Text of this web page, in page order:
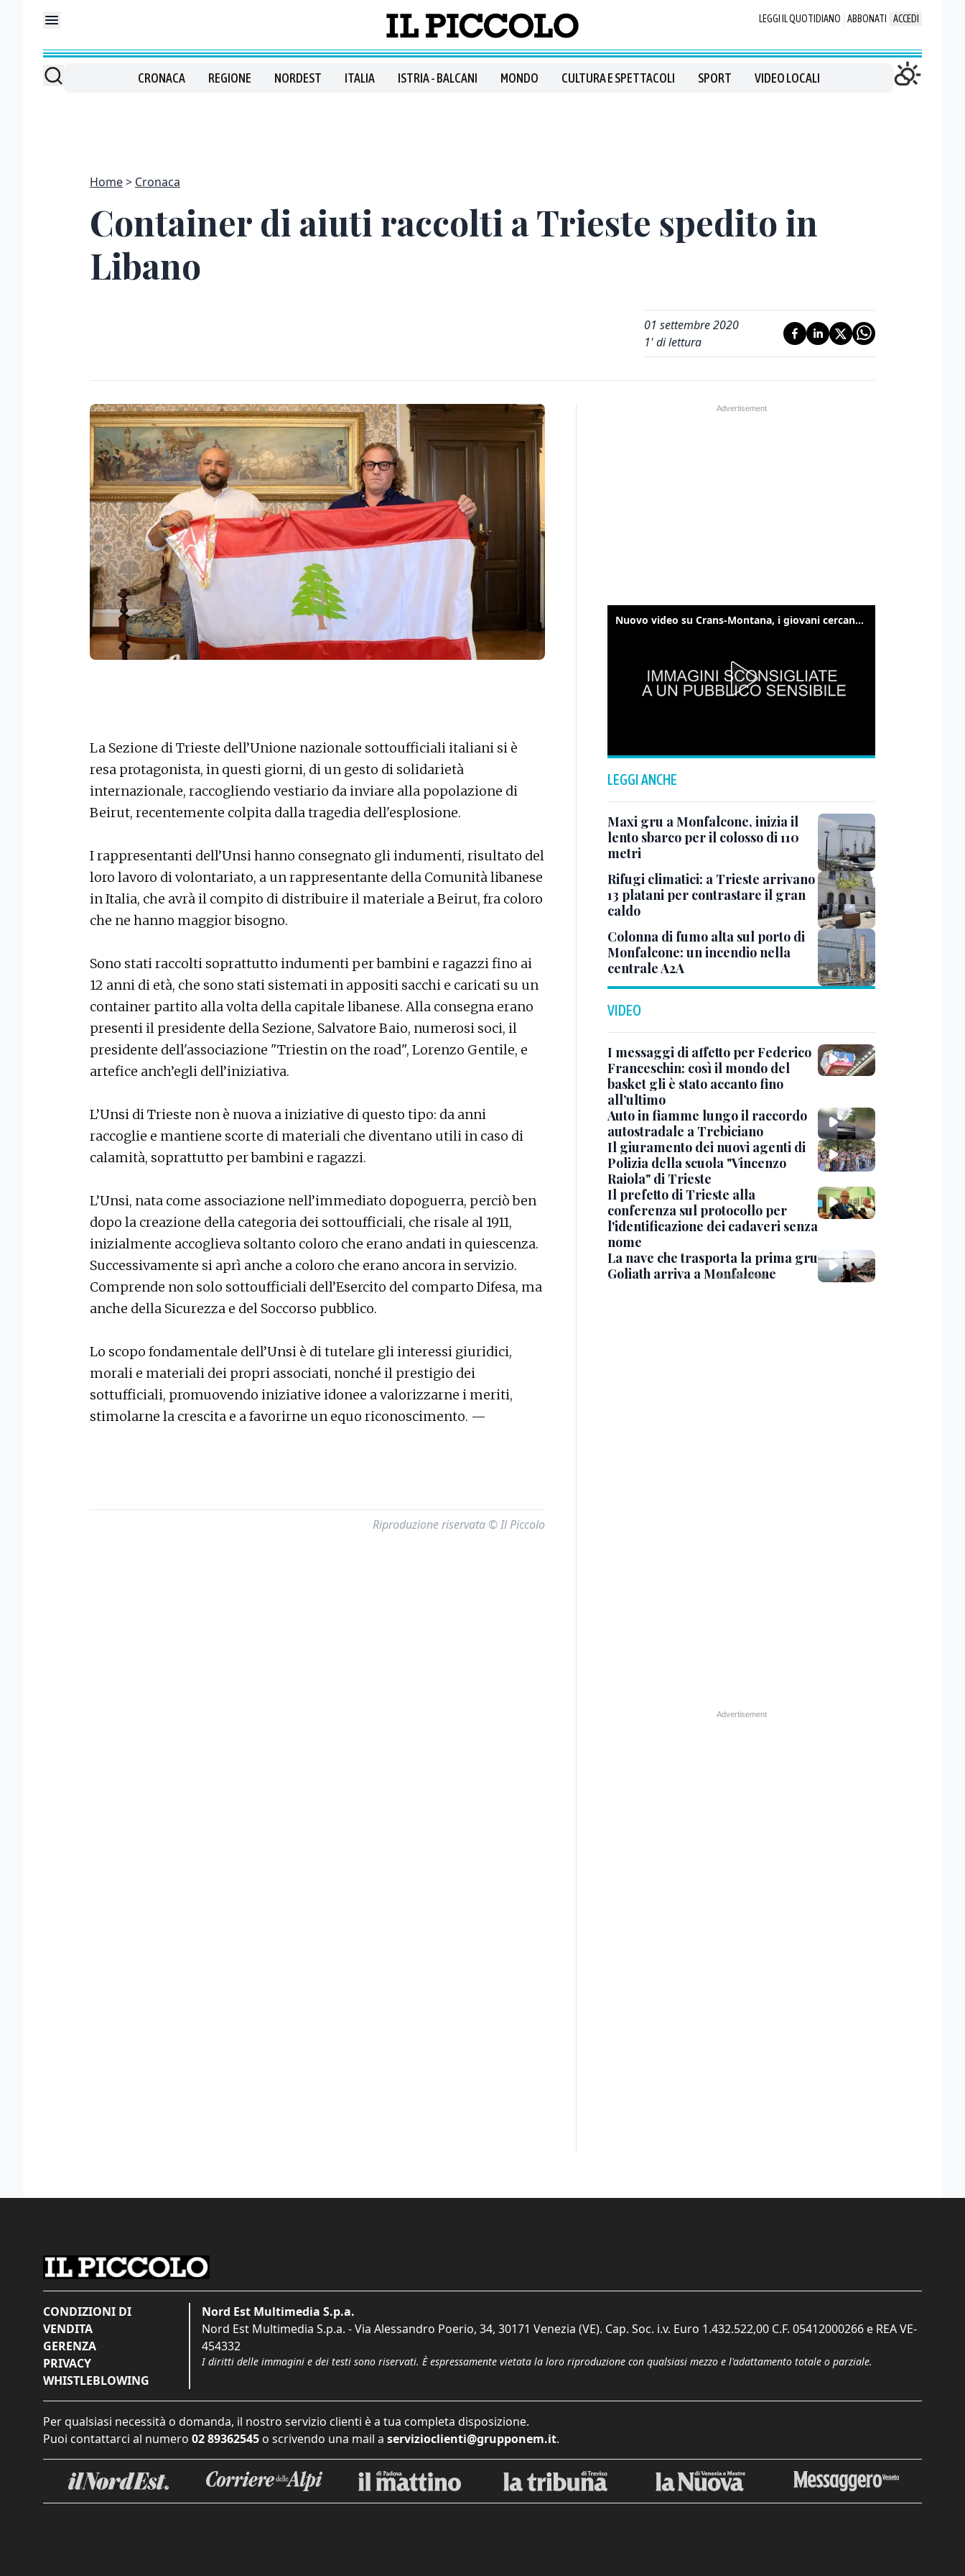
LEGGI IL QUOTIDIANO ABBONATI ACCEDI
CRONACA REGIONE NORDEST ITALIA ISTRIA - BALCANI MONDO CULTURA E SPETTACOLI SPORT VIDEO LOCALI
Home Cronaca
Container di aiuti raccolti a Trieste spedito in
Libano
01 settembre 2020
1' di lettura
La Sezione di Trieste dell’Unione nazionale sottoufficiali italiani si è
resa protagonista, in questi giorni, di un gesto di solidarietà
internazionale, raccogliendo vestiario da inviare alla popolazione di
Beirut, recentemente colpita dalla tragedia dell'esplosione.
I rappresentanti dell’Unsi hanno consegnato gli indumenti, risultato del
loro lavoro di volontariato, a un rappresentante della Comunità libanese
in Italia, che avrà il compito di distribuire il materiale a Beirut, fra coloro
che ne hanno maggior bisogno.
Sono stati raccolti soprattutto indumenti per bambini e ragazzi fino ai
12 anni di età, che sono stati sistemati in appositi sacchi e caricati su un
container partito alla volta della capitale libanese. Alla consegna erano
presenti il presidente della Sezione, Salvatore Baio, numerosi soci, il
presidente dell'associazione "Triestin on the road", Lorenzo Gentile, e
artefice anch’egli dell’iniziativa.
L’Unsi di Trieste non è nuova a iniziative di questo tipo: da anni
raccoglie e mantiene scorte di materiali che diventano utili in caso di
calamità, soprattutto per bambini e ragazzi.
L’Unsi, nata come associazione nell’immediato dopoguerra, perciò ben
dopo la creazione della categoria dei sottoufficiali, che risale al 1911,
inizialmente accoglieva soltanto coloro che erano andati in quiescenza.
Successivamente si aprì anche a coloro che erano ancora in servizio.
Comprende non solo sottoufficiali dell’Esercito del comparto Difesa, ma
anche della Sicurezza e del Soccorso pubblico.
Lo scopo fondamentale dell’Unsi è di tutelare gli interessi giuridici,
morali e materiali dei propri associati, nonché il prestigio dei
sottufficiali, promuovendo iniziative idonee a valorizzarne i meriti,
stimolarne la crescita e a favorirne un equo riconoscimento. —
Riproduzione riservata © Il Piccolo
Nuovo video su Crans-Montana, i giovani cercano di sfondare le vetrate
LEGGI ANCHE
Maxi gru a Monfalcone, inizia il
lento sbarco per il colosso di 110
metri
Rifugi climatici: a Trieste arrivano
13 platani per contrastare il gran
caldo
Colonna di fumo alta sul porto di
Monfalcone: un incendio nella
centrale A2A
VIDEO
I messaggi di affetto per Federico
Franceschin: così il mondo del
basket gli è stato accanto fino
all’ultimo
Auto in fiamme lungo il raccordo
autostradale a Trebiciano
Il giuramento dei nuovi agenti di
Polizia della scuola "Vincenzo
Raiola" di Trieste
Il prefetto di Trieste alla
conferenza sul protocollo per
l'identificazione dei cadaveri senza
nome
La nave che trasporta la prima gru
Goliath arriva a Monfalcone
CONDIZIONI DI
VENDITA
GERENZA
PRIVACY
WHISTLEBLOWING
Nord Est Multimedia S.p.a.
Nord Est Multimedia S.p.a. - Via Alessandro Poerio, 34, 30171 Venezia (VE). Cap. Soc. i.v. Euro 1.432.522,00 C.F. 05412000266 e REA VE-
454332
I diritti delle immagini e dei testi sono riservati. È espressamente vietata la loro riproduzione con qualsiasi mezzo e l'adattamento totale o parziale.
Per qualsiasi necessità o domanda, il nostro servizio clienti è a tua completa disposizione.
Puoi contattarci al numero 02 89362545 o scrivendo una mail a servizioclienti@grupponem.it.